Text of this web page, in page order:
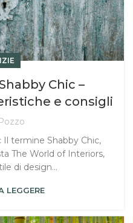
Chic –
e consigli
Il termine Shabby Chic,
The World of Interiors,
di design...
LEGGERE